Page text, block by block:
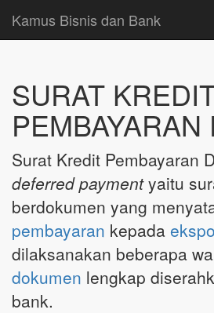
Kamus Bisnis dan Bank
SURAT
Surat Kredit Pembayaran
deferred paymentyaitu
berdokumen yang
pembayaran kepada
dilaksanakan beberapa
dokumen lengkap
bank.